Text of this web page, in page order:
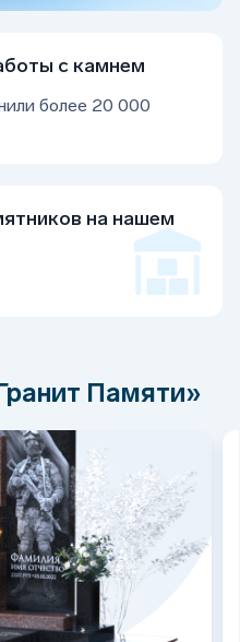
с камнем
более 20 000
на нашем
Памяти»